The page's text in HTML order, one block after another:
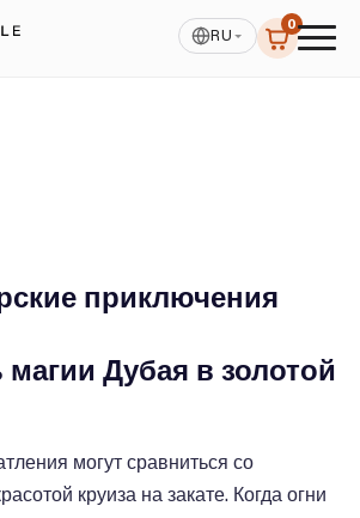
RU
0
приключения
Дубая в золотой
могут сравниться со
круиза на закате. Когда огни